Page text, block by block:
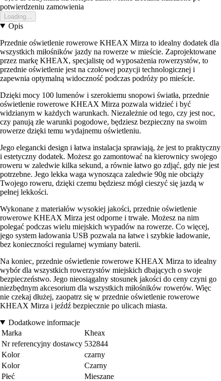
potwierdzeniu zamowienia
Loading...
Opis
Przednie oświetlenie rowerowe KHEAX Mirza to idealny dodatek dla
wszystkich miłośników jazdy na rowerze w mieście. Zaprojektowane
przez markę KHEAX, specjalistę od wyposażenia rowerzystów, to
przednie oświetlenie jest na czołowej pozycji technologicznej i
zapewnia optymalną widoczność podczas podróży po mieście.
Dzięki mocy 100 lumenów i szerokiemu snopowi światła, przednie
oświetlenie rowerowe KHEAX Mirza pozwala widzieć i być
widzianym w każdych warunkach. Niezależnie od tego, czy jest noc,
czy panują złe warunki pogodowe, będziesz bezpieczny na swoim
rowerze dzięki temu wydajnemu oświetleniu.
Jego elegancki design i łatwa instalacja sprawiają, że jest to praktyczny
i estetyczny dodatek. Możesz go zamontować na kierownicy swojego
roweru w zaledwie kilka sekund, a równie łatwo go zdjąć, gdy nie jest
potrzebne. Jego lekka waga wynosząca zaledwie 90g nie obciąży
Twojego roweru, dzięki czemu będziesz mógł cieszyć się jazdą w
pełnej lekkości.
Wykonane z materiałów wysokiej jakości, przednie oświetlenie
rowerowe KHEAX Mirza jest odporne i trwałe. Możesz na nim
polegać podczas wielu miejskich wypadów na rowerze. Co więcej,
jego system ładowania USB pozwala na łatwe i szybkie ładowanie,
bez konieczności regularnej wymiany baterii.
Na koniec, przednie oświetlenie rowerowe KHEAX Mirza to idealny
wybór dla wszystkich rowerzystów miejskich dbających o swoje
bezpieczeństwo. Jego nieosiągalny stosunek jakości do ceny czyni go
niezbędnym akcesorium dla wszystkich miłośników rowerów. Więc
nie czekaj dłużej, zaopatrz się w przednie oświetlenie rowerowe
KHEAX Mirza i jeźdź bezpiecznie po ulicach miasta.
Dodatkowe informacje
Marka
Kheax
Nr referencyjny dostawcy 532844
Kolor
czarny
Kolor
Czarny
Płeć
Mieszane